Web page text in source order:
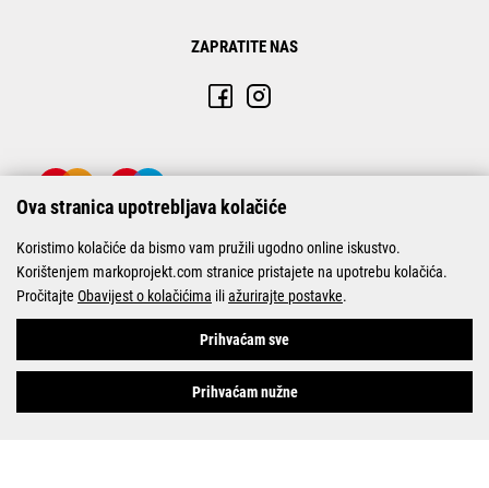
ZAPRATITE NAS
© Marko-Projekt 2026
Ova stranica upotrebljava kolačiće
Koristimo kolačiće da bismo vam pružili ugodno online iskustvo.
Korištenjem markoprojekt.com stranice pristajete na upotrebu kolačića.
Pročitajte Obavijest o kolačićima iliažurirajte postavke.
Prihvaćam sve
Prihvaćam nužne